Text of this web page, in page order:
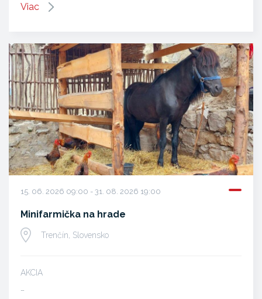
Viac
15. 06. 2026 09:00 - 31. 08. 2026 19:00
Minifarmička na hrade
Trenčín, Slovensko
AKCIA